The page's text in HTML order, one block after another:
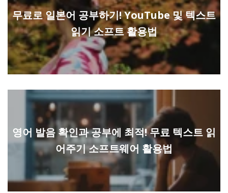
무료로 일본어 공부하기! YouTube 및 텍스트
읽기 소프트 활용법
영어 발음 확인과 공부에 최적! 무료 텍스트 읽
어주기 소프트웨어 활용법